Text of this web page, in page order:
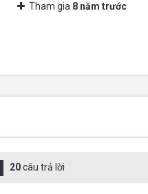
Tham gia 8 năm trước
20câu trả lời